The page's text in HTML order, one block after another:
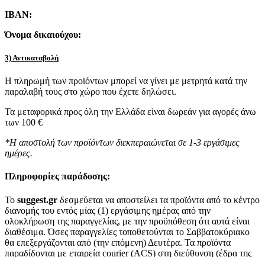
IBAN:
Όνομα δικαιούχου:
3) Αντικαταβολή
Η πληρωμή των προϊόντων μπορεί να γίνει με μετρητά κατά την
παραλαβή τους στο χώρο που έχετε δηλώσει.
Τα μεταφορικά προς όλη την Ελλάδα είναι δωρεάν για αγορές άνω
των 100 €
*Η αποστολή των προϊόντων διεκπεραιώνεται σε 1-3 εργάσιμες
ημέρες.
Πληροφορίες παράδοσης:
To suggest.gr δεσμεύεται να αποστείλει τα προϊόντα από το κέντρο
διανομής του εντός μίας (1) εργάσιμης ημέρας από την
ολοκλήρωση της παραγγελίας, με την προϋπόθεση ότι αυτά είναι
διαθέσιμα. Όσες παραγγελίες τοποθετούνται το Σαββατοκύριακο
θα επεξεργάζονται από (την επόμενη) Δευτέρα. Τα προϊόντα
παραδίδονται με εταιρεία courier (ACS) στη διεύθυνση (έδρα της